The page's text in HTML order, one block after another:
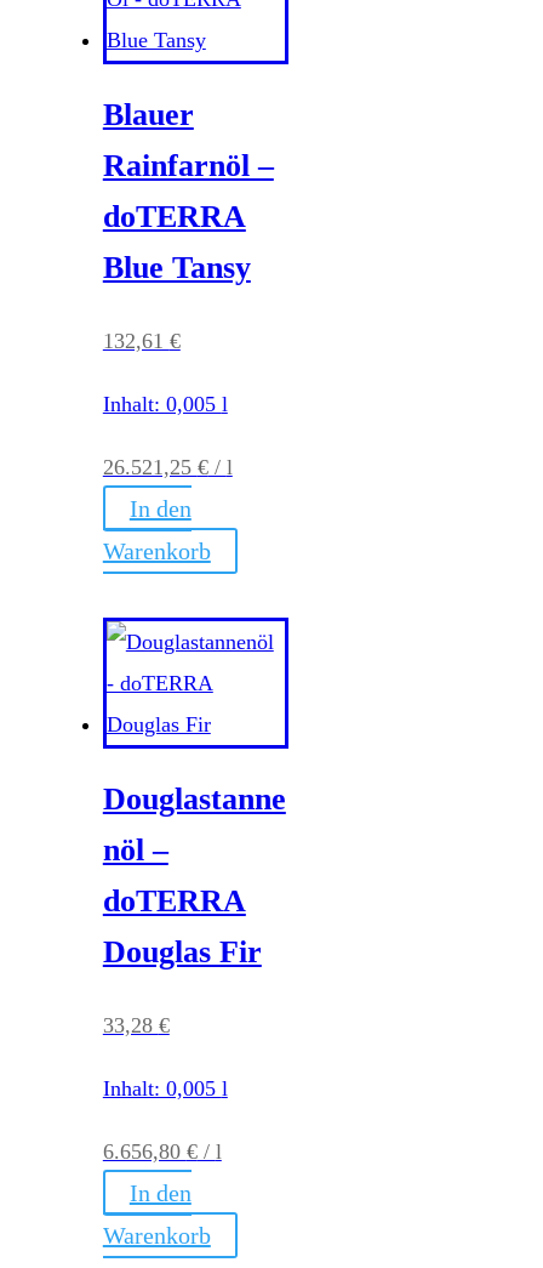
Blauer
Rainfarnöl –
doTERRA
Blue Tansy
132,61 €
Inhalt: 0,005 l
26.521,25 €/ l
In den
Warenkorb
Douglastanne
nöl –
doTERRA
Douglas Fir
33,28 €
Inhalt: 0,005 l
6.656,80 €/ l
In den
Warenkorb